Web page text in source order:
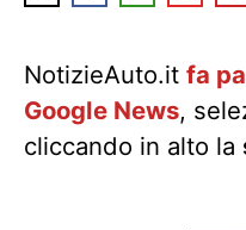
NotizieAuto.it fa
Google News,
cliccando in alto la